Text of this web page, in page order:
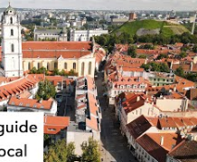
trésors.
qui font
2025